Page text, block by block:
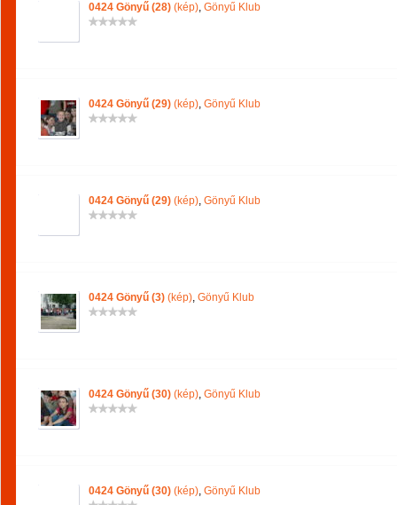
0424 Gönyű (28) (kép), Gönyű Klub
0424 Gönyű (29) (kép), Gönyű Klub
0424 Gönyű (29) (kép), Gönyű Klub
0424 Gönyű (3) (kép), Gönyű Klub
0424 Gönyű (30) (kép), Gönyű Klub
0424 Gönyű (30) (kép), Gönyű Klub